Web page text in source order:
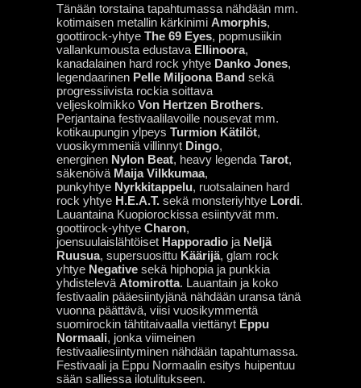
Tänään torstaina tapahtumassa nähdään mm.
kotimaisen metallin kärkinimi Amorphis,
goottirock-yhtye The 69 Eyes, popmusiikin
vallankumousta edustava Ellinoora,
kanadalainen hard rock yhtye Danko Jones,
legendaarinen Pelle Miljoona Band sekä
progressiivista rockia soittava
veljeskolmikko Von Hertzen Brothers.
Perjantaina festivaalilavoille nousevat mm.
kotikaupungin ylpeys Turmion Kätilöt,
vuosikymmeniä villinnyt Dingo,
energinen Nylon Beat, heavy legenda Tarot,
säkenöivä Maija Vilkkumaa,
punkyhtye Nyrkkitappelu, ruotsalainen hard
rock yhtye H.E.A.T. sekä monsteriyhtye Lordi.
Lauantaina Kuopiorockissa esiintyvät mm.
goottirock-yhtye Charon,
joensuulaislähtöiset Happoradio ja Neljä
Ruusua, supersuosittu Käärijä, glam rock
yhtye Negative sekä hiphopia ja punkkia
yhdistelevä Atomirotta. Lauantain ja koko
festivaalin pääesiintyjänä nähdään uransa tänä
vuonna päättävä, viisi vuosikymmentä
suomirockin tähtitaivaalla viettänyt Eppu
Normaali, jonka viimeinen
festivaaliesiintyminen nähdään tapahtumassa.
Festivaali ja Eppu Normaalin esitys huipentuu
sään salliessa ilotulitukseen.